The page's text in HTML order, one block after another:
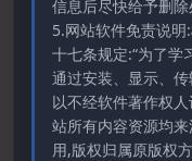
信息后尽快给予删除
5.网站软件免责说
十七条规定:“为了学
通过安装、显示、
以不经软件著作权
站所有内容资源均
用,版权归属原版权